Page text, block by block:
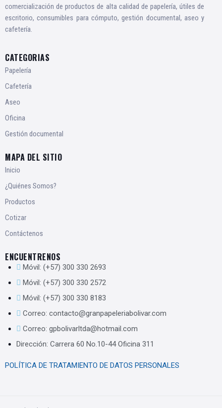
comercialización de productos de alta calidad de papelería, útiles de
escritorio, consumibles para cómputo, gestión documental, aseo y
cafetería.
CATEGORIAS
Papelería
Cafetería
Aseo
Oficina
Gestión documental
MAPA DEL SITIO
Inicio
¿Quiénes Somos?
Productos
Cotizar
Contáctenos
ENCUENTRENOS
Móvil: (+57) 300 330 2693
Móvil: (+57) 300 330 2572
Móvil: (+57) 300 330 8183
Correo: contacto@granpapeleriabolivar.com
Correo: gpbolivarltda@hotmail.com
Dirección: Carrera 60 No.10-44 Oficina 311
POLÍTICA DE TRATAMIENTO DE DATOS PERSONALES